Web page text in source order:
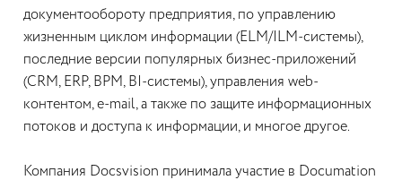
документообороту предприятия, по управлению
жизненным циклом информации (ELM/ILM-системы),
последние версии популярных бизнес-приложений
(CRM, ERP, BPM, BI-системы), управления web-
контентом, e-mail, а также по защите информационных
потоков и доступа к информации, и многое другое.
Компания Docsvision принимала участие в Documation